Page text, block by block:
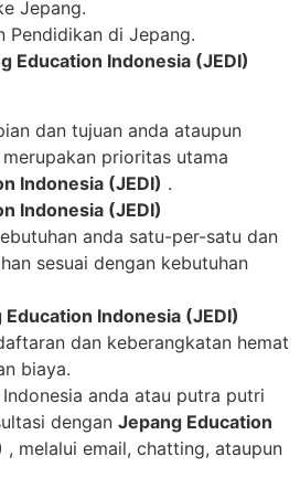
Jepang.
Pendidikan di Jepang.
Education Indonesia (JEDI)
dan tujuan anda ataupun
prioritas utama
Indonesia (JEDI) .
Indonesia (JEDI)
anda satu-per-satu dan
sesuai dengan kebutuhan
Education Indonesia (JEDI)
dan keberangkatan hemat
biaya.
anda atau putra putri
dengan Jepang Education
, melalui email, chatting, ataupun